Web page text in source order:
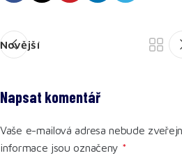
Novější
Napsat komentář
Vaše e-mailová adresa nebude
informace jsou označeny *